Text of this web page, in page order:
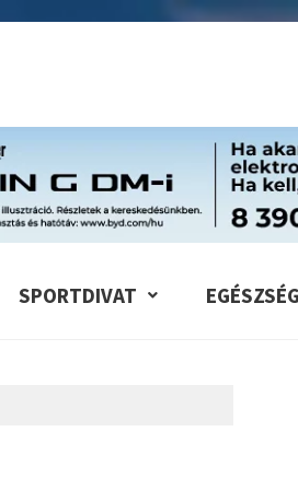
SPORTDIVAT EGÉSZSÉG